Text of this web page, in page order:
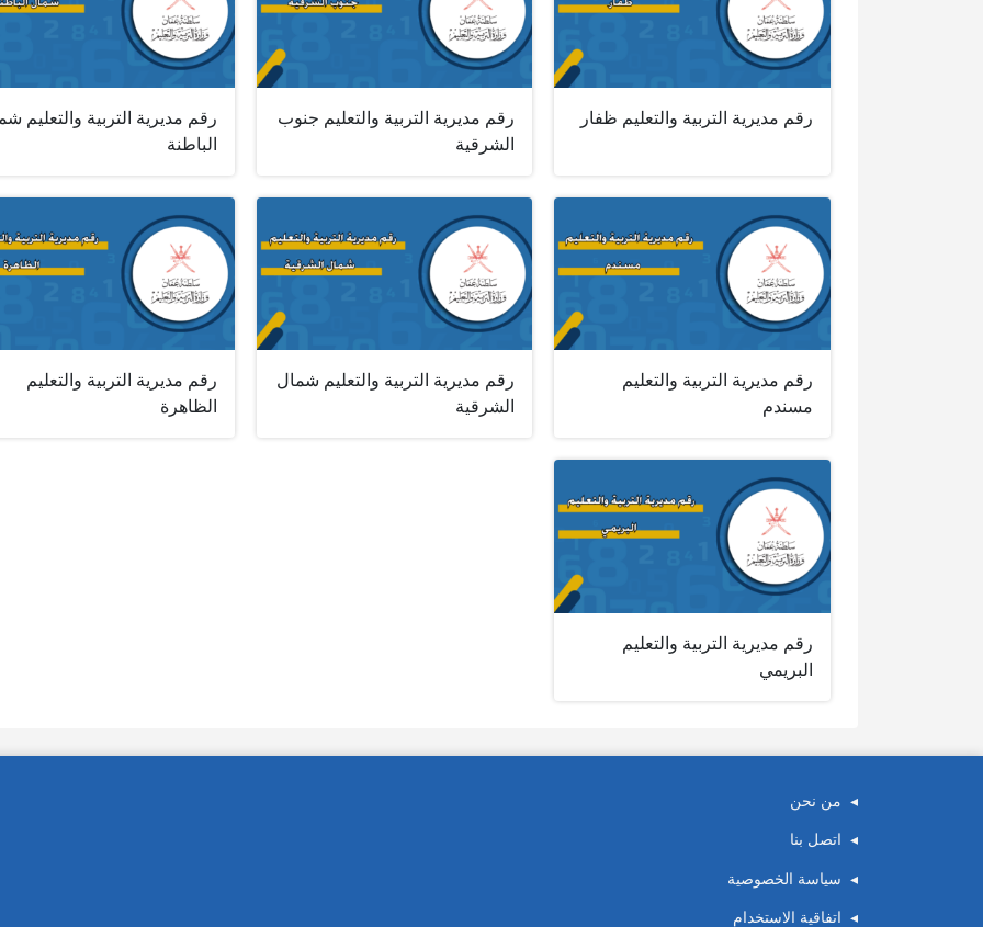
رقم مديرية التربية والتعليم ظفار
رقم مديرية التربية والتعليم جنوب
الشرقية
رقم مديرية التربية والتعليم
الباطنة
رقم مديرية التربية والتعليم
مسندم
رقم مديرية التربية والتعليم شمال
الشرقية
رقم مديرية التربية والتعليم
الظاهرة
رقم مديرية التربية والتعليم
البريمي
من نحن
اتصل بنا
سياسة الخصوصية
اتفاقية الاستخدام